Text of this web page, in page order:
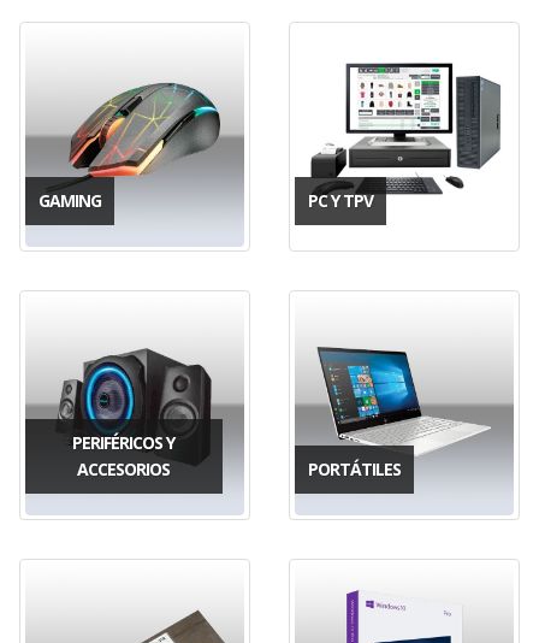
GAMING PC Y TPV
PERIFÉRICOS Y
ACCESORIOS
PORTÁTILES